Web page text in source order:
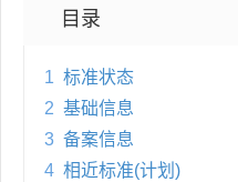
目录
1 标准状态
2 基础信息
3 备案信息
4 相近标准(计划)